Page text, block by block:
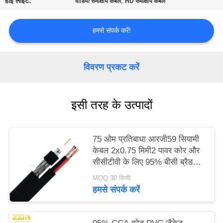
POLICY
हमसे संपर्क करें!
विवरण प्रकट करें
इसी तरह के उत्पादों
75 ओम प्रतिबाधा आरजी59 सियामी
केबल 2x0.75 मिमी2 पावर कोर और
सीसीटीवी के लिए 95% बीसी ब्रैड
शील्ड के साथ
MOQ:30 किमी
हमसे संपर्क करें